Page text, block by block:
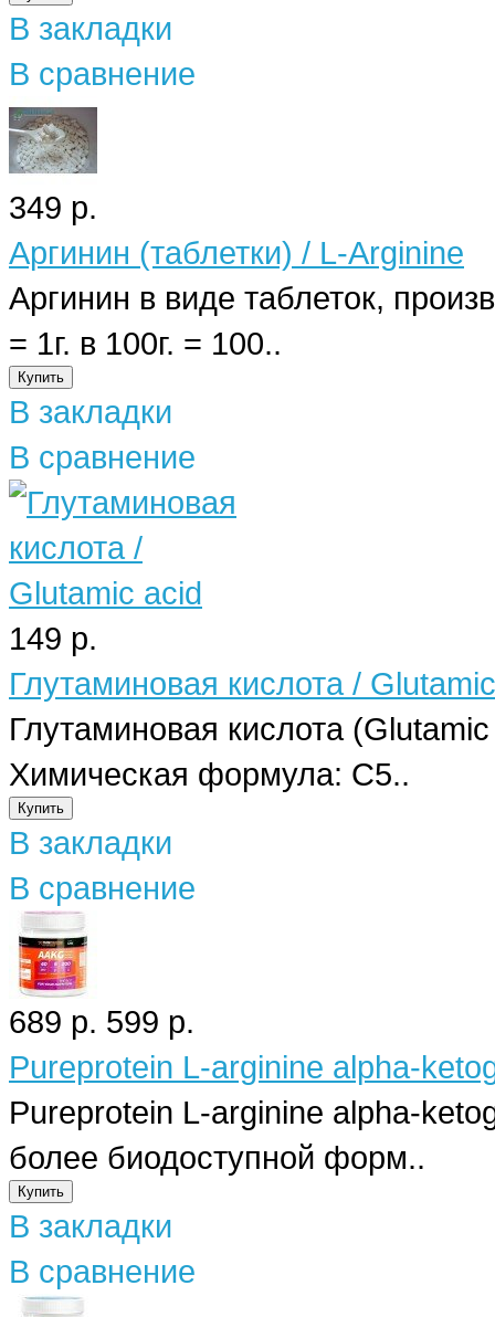
В закладки
В сравнение
349 р.
Аргинин (таблетки) / L-Arginine
Аргинин в виде таблеток,
= 1г. в 100г. = 100..
В закладки
В сравнение
149 р.
Глутаминовая кислота /
Глутаминовая кислота
Химическая формула: C5..
В закладки
В сравнение
689 р. 599 р.
Pureprotein L-arginine alpha-
Pureprotein L-arginine alpha-
более биодоступной форм..
В закладки
В сравнение